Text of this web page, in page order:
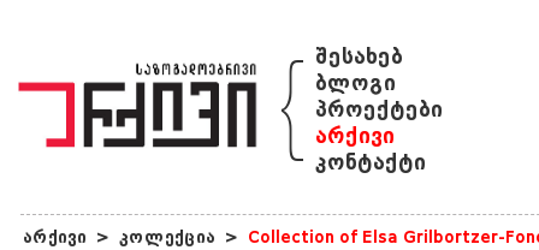
{ შესახებ
ბლოგი
პროექტები
არქივი
კონტაქტი
არქივი > კოლექცია > Collection of Elsa Grilbortzer-